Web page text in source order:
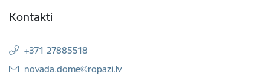
Kontakti
+371 27885518
E-pasts:
novada.dome@ropazi.lv